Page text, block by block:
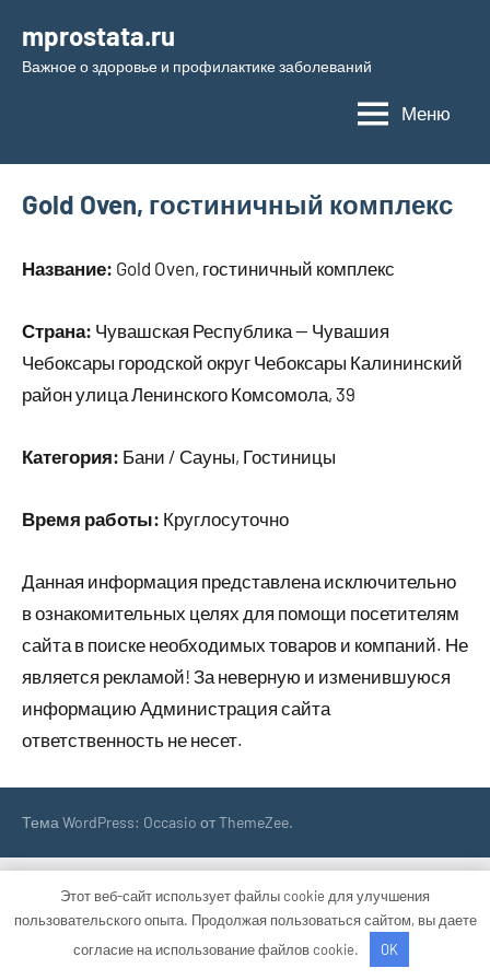
содержимому
mprostata.ru
Важное о здоровье и профилактике заболеваний
Меню
Gold Oven, гостиничный комплекс
Название: Gold Oven, гостиничный комплекс
Страна: Чувашская Республика — Чувашия
Чебоксары городской округ Чебоксары Калининский
район улица Ленинского Комсомола, 39
Категория: Бани / Сауны, Гостиницы
Время работы: Круглосуточно
Данная информация представлена исключительно
в ознакомительных целях для помощи посетителям
сайта в поиске необходимых товаров и компаний. Не
является рекламой! За неверную и изменившуюся
информацию Администрация сайта
ответственность не несет.
Тема WordPress: Occasio от ThemeZee.
Этот веб-сайт использует файлы cookie для улучшения
пользовательского опыта. Продолжая пользоваться сайтом, вы даете
согласие на использование файлов cookie.
OK